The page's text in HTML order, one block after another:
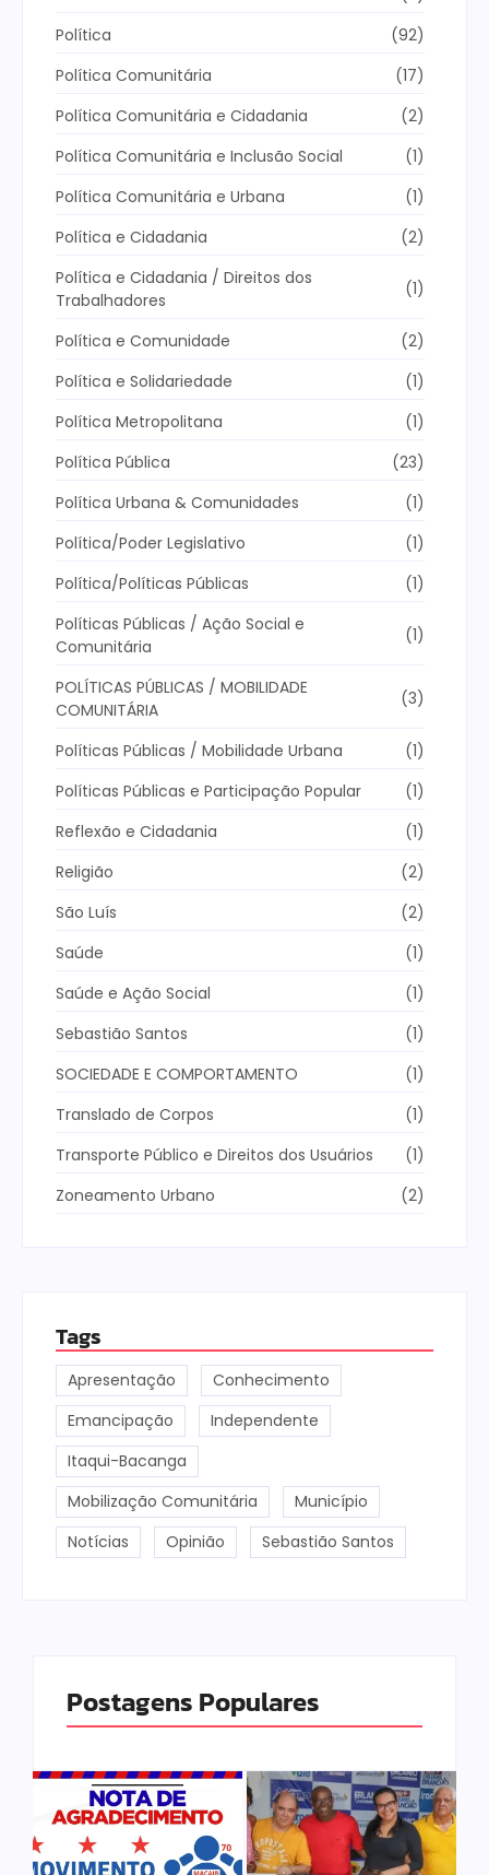
Política
(92)
Política Comunitária
(17)
Política Comunitária e Cidadania
(2)
Política Comunitária e Inclusão Social
(1)
Política Comunitária e Urbana
(1)
Política e Cidadania
(2)
Política e Cidadania / Direitos dos
Trabalhadores
(1)
Política e Comunidade
(2)
Política e Solidariedade
(1)
Política Metropolitana
(1)
Política Pública
(23)
Política Urbana & Comunidades
(1)
Política/Poder Legislativo
(1)
Política/Políticas Públicas
(1)
Políticas Públicas / Ação Social e
Comunitária
(1)
POLÍTICAS PÚBLICAS / MOBILIDADE
COMUNITÁRIA
(3)
Políticas Públicas / Mobilidade Urbana
(1)
Políticas Públicas e Participação Popular
(1)
Reflexão e Cidadania
(1)
Religião
(2)
São Luís
(2)
Saúde
(1)
Saúde e Ação Social
(1)
Sebastião Santos
(1)
SOCIEDADE E COMPORTAMENTO
(1)
Translado de Corpos
(1)
Transporte Público e Direitos dos Usuários
(1)
Zoneamento Urbano
(2)
Tags
Apresentação
Conhecimento
Emancipação
Independente
Itaqui-Bacanga
Mobilização Comunitária
Município
Notícias
Opinião Sebastião Santos
Postagens Populares